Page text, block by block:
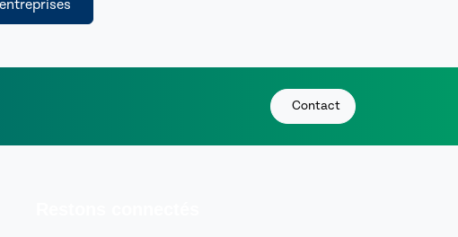
Contact